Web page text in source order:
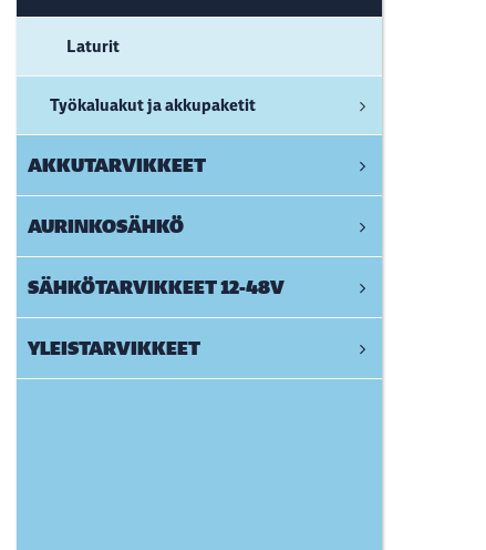
Laturit
Työkaluakut ja akkupaketit
AKKUTARVIKKEET
AURINKOSÄHKÖ
SÄHKÖTARVIKKEET 12-48V
YLEISTARVIKKEET